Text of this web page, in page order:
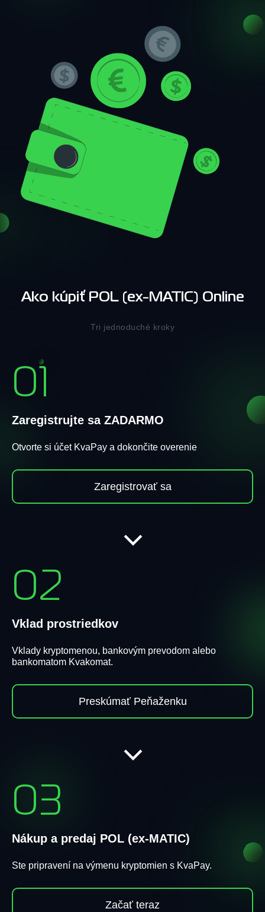
Ako kúpiť POL (ex-MATIC) Online
Tri jednoduché kroky
01
Zaregistrujte sa ZADARMO
Otvorte si účet KvaPay a dokončite overenie
Zaregistrovať sa
02
Vklad prostriedkov
Vklady kryptomenou, bankovým prevodom alebo
bankomatom Kvakomat.
Preskúmať Peňaženku
03
Nákup a predaj POL (ex-MATIC)
Ste pripravení na výmenu kryptomien s KvaPay.
Začať teraz